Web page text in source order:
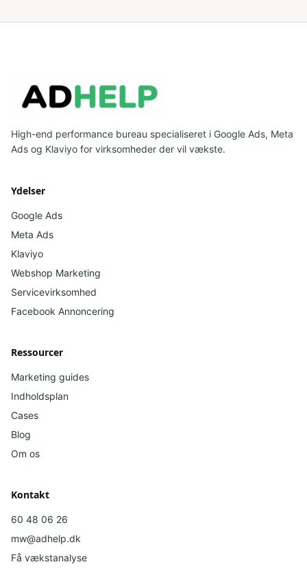
High-end performance bureau specialiseret i Google Ads, Meta
Ads og Klaviyo for virksomheder der vil vækste.
Ydelser
Google Ads
Meta Ads
Klaviyo
Webshop Marketing
Servicevirksomhed
Facebook Annoncering
Ressourcer
Marketing guides
Indholdsplan
Cases
Blog
Om os
Kontakt
60 48 06 26
mw@adhelp.dk
Få vækstanalyse